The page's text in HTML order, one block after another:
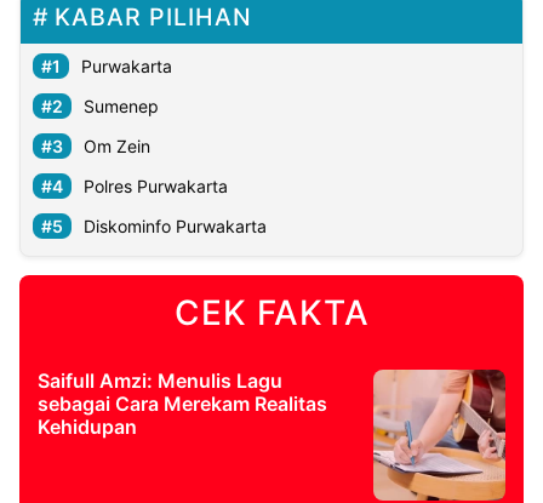
KABAR PILIHAN
Purwakarta
Sumenep
Om Zein
Polres Purwakarta
Diskominfo Purwakarta
CEK FAKTA
Saifull Amzi: Menulis Lagu
sebagai Cara Merekam Realitas
Kehidupan